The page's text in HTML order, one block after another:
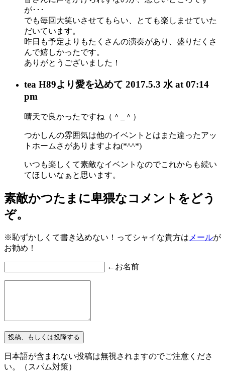
が･･･
でも毎回大笑いさせてもらい、とても楽しませていた
だいています。
昨日も予定よりもたくさんの演奏があり、盛りだくさ
んで嬉しかったです。
ありがとうございました！
tea H89より愛を込めて 2017.5.3 水 at 07:14
pm
晴天で良かったですね（＾_＾）
つかしんの雰囲気は他のイベントとはまた違ったアッ
トホームさがありますよね(*^^*)
いつも楽しくて素敵なイベントなのでこれからも続い
てほしいなぁと思います。
素敵かつたまに卑猥なコメントをどう
ぞ。
※恥ずかしくて書き込めない！ってシャイな貴方は メールが
お勧め！
←お名前
日本語が含まれない投稿は無視されますのでご注意くださ
い。（スパム対策）